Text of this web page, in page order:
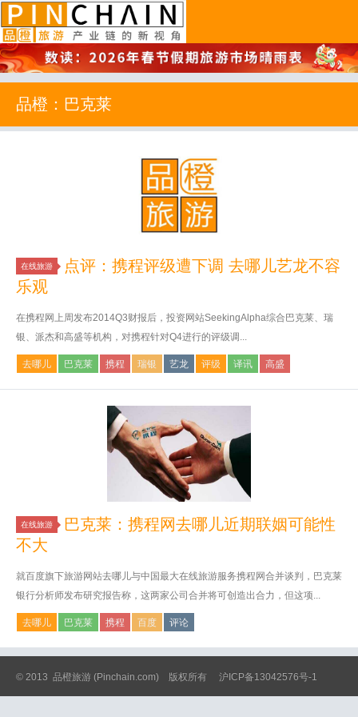
品橙旅游
品橙：巴克莱
在线旅游
点评：携程评级遭下调 去哪儿艺龙不容
乐观
在携程网上周发布2014Q3财报后，投资网站SeekingAlpha综合巴克莱、瑞
银、派杰和高盛等机构，对携程针对Q4进行的评级调...
去哪儿 巴克莱 携程 瑞银 艺龙 评级 译讯 高盛
在线旅游
巴克莱：携程网去哪儿近期联姻可能性
不大
就百度旗下旅游网站去哪儿与中国最大在线旅游服务携程网合并谈判，巴克莱
银行分析师发布研究报告称，这两家公司合并将可创造出合力，但这项...
去哪儿 巴克莱 携程 百度 评论
© 2013 品橙旅游 (Pinchain.com) 版权所有 沪ICP备13042576号-1